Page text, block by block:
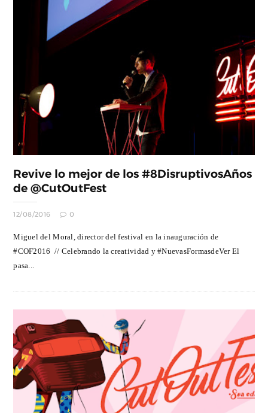
Revive lo mejor de los #8DisruptivosAños
de @CutOutFest
12/08/2016 0
Miguel del Moral, director del festival en la inauguración de
#COF2016 // Celebrando la creatividad y #NuevasFormasdeVer El
pasa...